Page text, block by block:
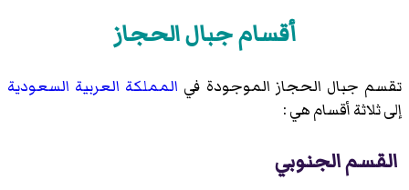
أقسام جبال الحجاز
تقسم جبال الحجاز الموجودة في المملكة العربية السعودية
إلى ثلاثة أقسام هي :
القسم الجنوبي